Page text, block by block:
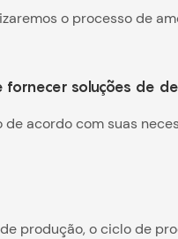
o processo de
soluções de
acordo com suas
produção, o ciclo de